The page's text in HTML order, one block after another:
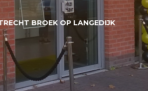
BROEK OP LANGEDIJK